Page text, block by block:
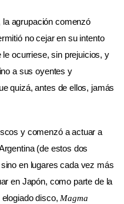
la agrupación comenzó
no cejar en su intento
le ocurriese, sin prejuicios, y
a sus oyentes y
quizá, antes de ellos, jamás
y comenzó a actuar a
(de estos dos
en lugares cada vez más
en Japón, como parte de la
disco, Magma